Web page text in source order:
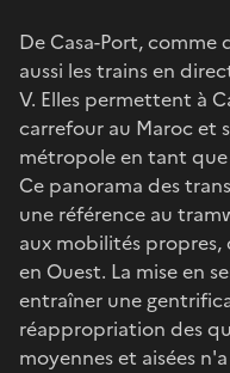
De Casa-Port, comme
aussi les trains en
V. Elles permettent à
carrefour au Maroc et
métropole en tant
Ce panorama des
une référence au
aux mobilités
en Ouest. La mise en
entraîner une
réappropriation des
moyennes et aisées